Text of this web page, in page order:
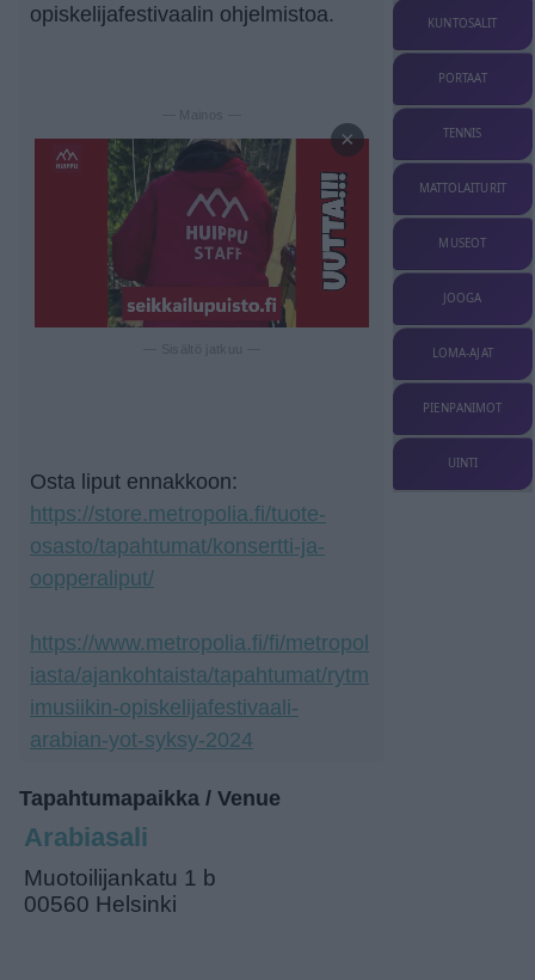
opiskelijafestivaalin ohjelmistoa.
— Mainos —
×
Osta liput ennakkoon:
https://store.metropolia.fi/tuote-
osasto/tapahtumat/konsertti-ja-
oopperaliput/
https://www.metropolia.fi/fi/metropol
iasta/ajankohtaista/tapahtumat/rytm
imusiikin-opiskelijafestivaali-
arabian-yot-syksy-2024
Tapahtumapaikka / Venue
Arabiasali
Muotoilijankatu 1 b
00560 Helsinki
KUNTOSALIT
PORTAAT
TENNIS
MATTOLAITURIT
MUSEOT
JOOGA
LOMA-AJAT
PIENPANIMOT
UINTI